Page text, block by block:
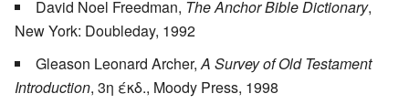
David Noel Freedman, The Anchor Bible Dictionary,
New York: Doubleday, 1992
Gleason Leonard Archer,A Survey of Old Testament
Introduction, 3η έκδ., Moody Press, 1998